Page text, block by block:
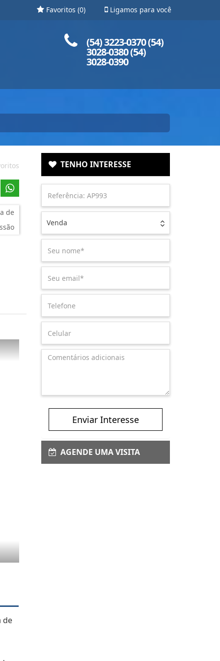
Ligamos para você
Favoritos (0)
(54) 3223-0370 (54)
3028-0380 (54)
3028-0390
de
de
TENHO INTERESSE
Venda
Enviar Interesse
AGENDE UMA VISITA